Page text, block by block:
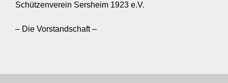
Schützenverein Sersheim 1923 e.V.
– Die Vorstandschaft –